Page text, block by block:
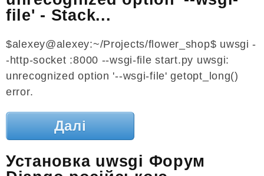
file' - Stack...
$alexey@alexey:~/Projects/flower_shop$ uwsgi -
-http-socket :8000 --wsgi-file start.py uwsgi:
unrecognized option '--wsgi-file' getopt_long()
error.
Далі
Установка uwsgi Форум